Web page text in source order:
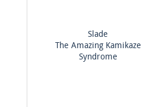
Slade
The Amazing Kamikaze
Syndrome